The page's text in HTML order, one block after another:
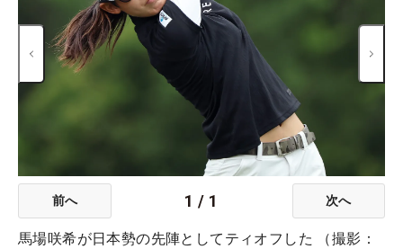
前へ 1 / 1 次へ
馬場咲希が日本勢の先陣としてティオフした （撮影：